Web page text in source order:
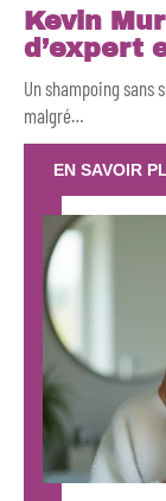
Kevin
d’expert
Un shampoing
malgré…
EN SAVOIR